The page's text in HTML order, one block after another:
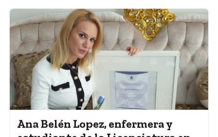
Ana Belén Lopez, enfermera y